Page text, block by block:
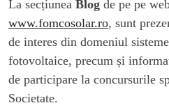
La secțiunea Blog de pe pe
www.fomcosolar.ro, sunt
de interes din domeniul
fotovoltaice, precum și
de participare la concursurile
Societate.